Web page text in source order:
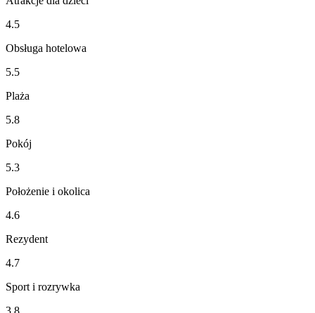
4.5
Obsługa hotelowa
5.5
Plaża
5.8
Pokój
5.3
Położenie i okolica
4.6
Rezydent
4.7
Sport i rozrywka
3.8